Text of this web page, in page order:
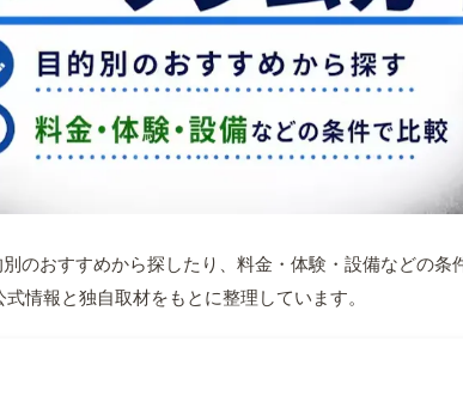
のおすすめから探したり、料金・体験・設備などの条
情報と独自取材をもとに整理しています。